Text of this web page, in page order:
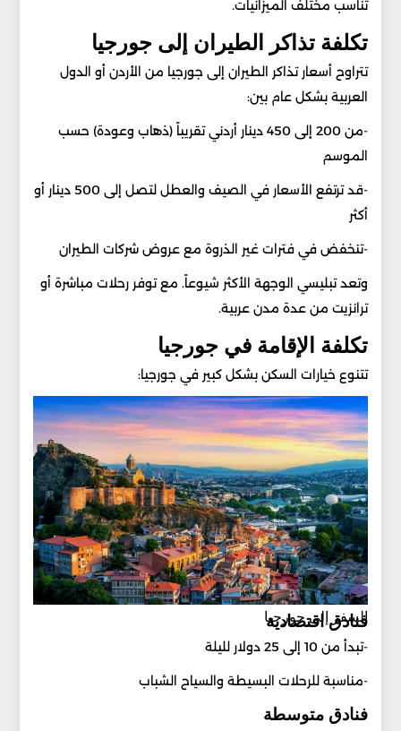
تناسب مختلف الميزانيات.
تكلفة تذاكر الطيران إلى جورجيا
تتراوح أسعار تذاكر الطيران إلى جورجيا من الأردن أو الدول
العربية بشكل عام بين:
-من 200 إلى 450 دينار أردني تقريباً (ذهاب وعودة) حسب
الموسم
-قد ترتفع الأسعار في الصيف والعطل لتصل إلى 500 دينار أو
أكثر
-تنخفض في فترات غير الذروة مع عروض شركات الطيران
وتعد تبليسي الوجهة الأكثر شيوعاً. مع توفر رحلات مباشرة أو
ترانزيت من عدة مدن عربية.
تكلفة الإقامة في جورجيا
تتنوع خيارات السكن بشكل كبير في جورجيا:
السفر إلى جورجيا
فنادق اقتصادية
-تبدأ من 10 إلى 25 دولار لليلة
-مناسبة للرحلات البسيطة والسياح الشباب
فنادق متوسطة